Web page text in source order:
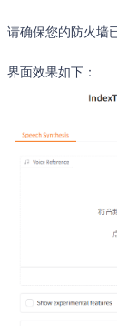
请确保您的防火墙
界面效果如下：